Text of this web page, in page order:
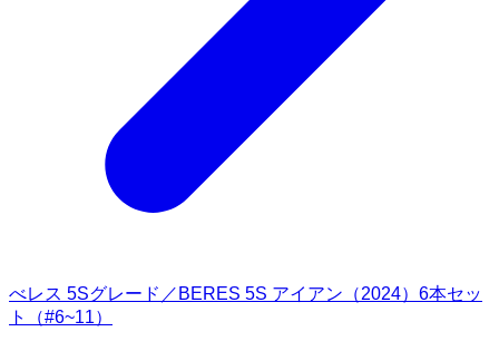
べレス 5Sグレード／BERES 5S アイアン（2024）6本セッ
ト（#6~11）